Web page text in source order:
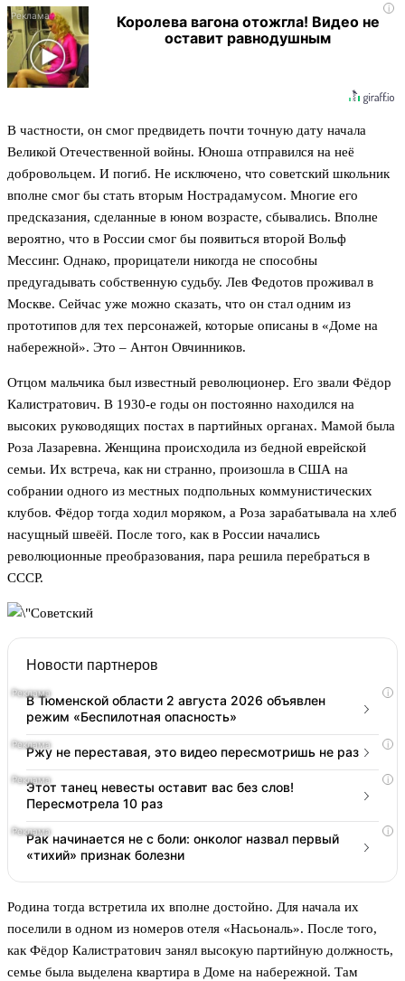
i
Королева вагона отожгла! Видео не
оставит равнодушным
В частности, он смог предвидеть почти точную дату начала
Великой Отечественной войны. Юноша отправился на неё
добровольцем. И погиб. Не исключено, что советский школьник
вполне смог бы стать вторым Нострадамусом. Многие его
предсказания, сделанные в юном возрасте, сбывались. Вполне
вероятно, что в России смог бы появиться второй Вольф
Мессинг. Однако, прорицатели никогда не способны
предугадывать собственную судьбу. Лев Федотов проживал в
Москве. Сейчас уже можно сказать, что он стал одним из
прототипов для тех персонажей, которые описаны в «Доме на
набережной». Это – Антон Овчинников.
Отцом мальчика был известный революционер. Его звали Фёдор
Калистратович. В 1930-е годы он постоянно находился на
высоких руководящих постах в партийных органах. Мамой была
Роза Лазаревна. Женщина происходила из бедной еврейской
семьи. Их встреча, как ни странно, произошла в США на
собрании одного из местных подпольных коммунистических
клубов. Фёдор тогда ходил моряком, а Роза зарабатывала на хлеб
насущный швеёй. После того, как в России начались
революционные преобразования, пара решила перебраться в
СССР.
Новости партнеров
i
В Тюменской области 2 августа 2026 объявлен
режим «Беспилотная опасность»
i
Ржу не переставая, это видео пересмотришь не раз
i
Этот танец невесты оставит вас без слов!
Пересмотрела 10 раз
i
Рак начинается не с боли: онколог назвал первый
«тихий» признак болезни
Родина тогда встретила их вполне достойно. Для начала их
поселили в одном из номеров отеля «Насьональ». После того,
как Фёдор Калистратович занял высокую партийную должность,
семье была выделена квартира в Доме на набережной. Там